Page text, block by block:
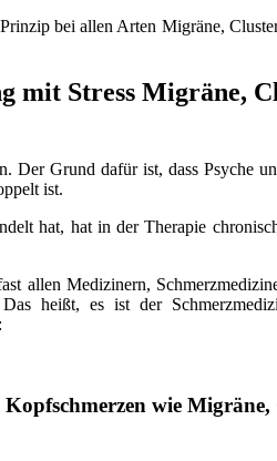
bei allen Arten Migräne,
mit Stress Migräne,
Der Grund dafür ist, dass Psyche
ist.
hat, hat in der Therapie
allen Medizinern,
heißt, es ist der
wie